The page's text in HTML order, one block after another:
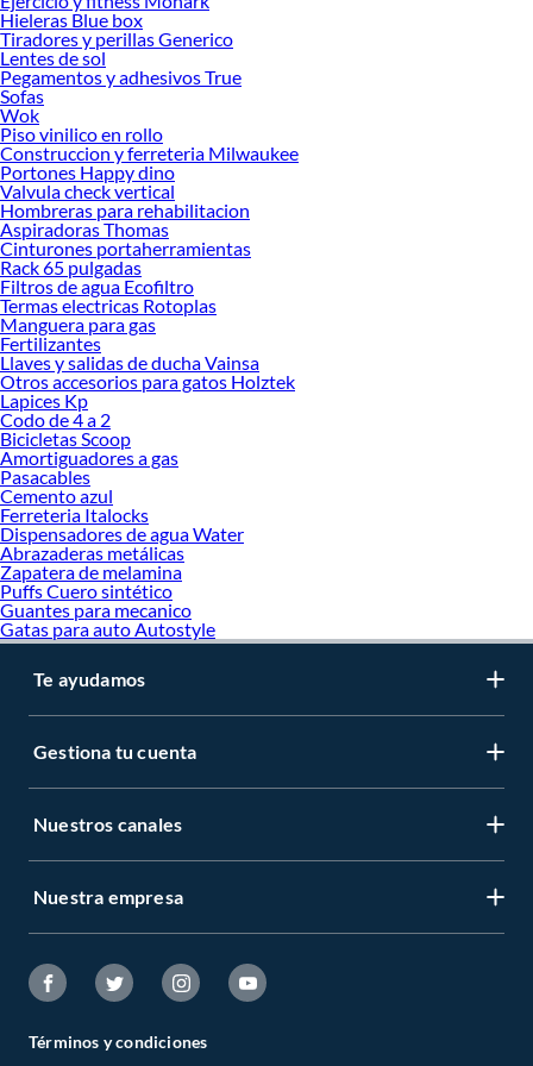
más y compra online este producto con sus complementos para que termines tu
proyecto al 100% a un costo económico. Además, elige entre las opciones de
delivery o recojo en tienda.
Las mejores marcas de Decoración
Sabemos que la calidad, confianza y seguridad son factores importantes al
momento de decidir qué modelo comprar, por ello contamos con una amplia
oferta de marcas prestigiosas y reconocidas en Decoración. De esta manera,
inviertes en durabilidad, rendimiento, excelencia y satisfacción garantizada.
Hieleras Blue box
Tiradores y perillas Generico
Lentes de sol
Pegamentos y adhesivos True
Sofas
Wok
Piso vinilico en rollo
Construccion y ferreteria Milwaukee
Portones Happy dino
Valvula check vertical
Hombreras para rehabilitacion
Aspiradoras Thomas
Cinturones portaherramientas
Rack 65 pulgadas
Filtros de agua Ecofiltro
Termas electricas Rotoplas
Manguera para gas
Fertilizantes
Llaves y salidas de ducha Vainsa
Otros accesorios para gatos Holztek
Lapices Kp
Codo de 4 a 2
Bicicletas Scoop
Amortiguadores a gas
Pasacables
Cemento azul
Ferreteria Italocks
Dispensadores de agua Water
Abrazaderas metálicas
Zapatera de melamina
Puffs Cuero sintético
Guantes para mecanico
Gatas para auto Autostyle
Te ayudamos
Gestiona tu cuenta
Nuestros canales
Nuestra empresa
Términos y condiciones